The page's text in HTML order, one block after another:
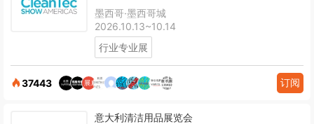
墨西哥·墨西哥城
2026.10.13~10.14
行业专业展
37443 订阅
意大利清洁用品展览会